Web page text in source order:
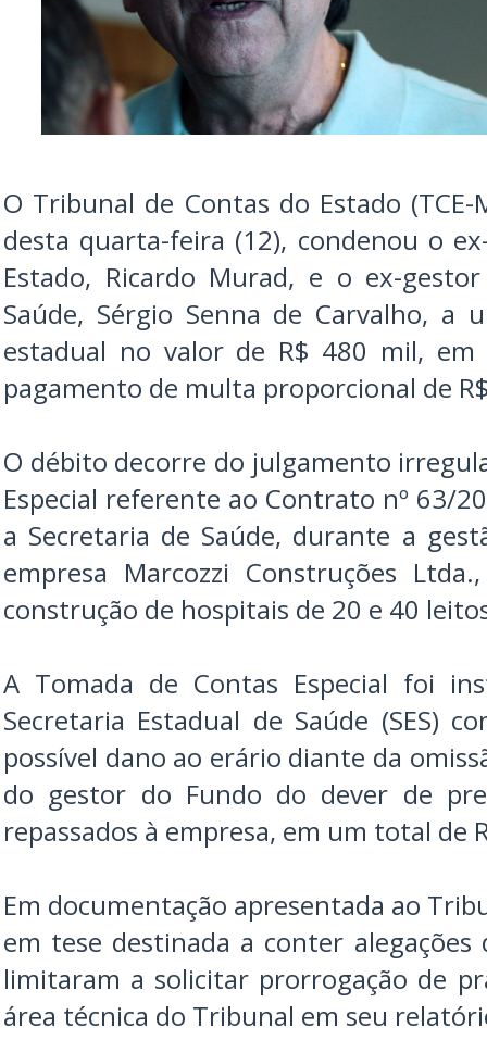
O Tribunal de Contas do Estado (TCE-
desta quarta-feira (12), condenou o
Estado, Ricardo Murad, e o ex-
Saúde, Sérgio Senna de Carvalho, a
estadual no valor de R$ 480 mil, em
pagamento de multa proporcional de
O débito decorre do julgamento
Especial referente ao Contrato nº 63/
a Secretaria de Saúde, durante a
empresa Marcozzi Construções
construção de hospitais de 20 e 40
A Tomada de Contas Especial foi
Secretaria Estadual de Saúde (SES)
possível dano ao erário diante da
do gestor do Fundo do dever de
repassados à empresa, em um total de
Em documentação apresentada ao
em tese destinada a conter alegações
limitaram a solicitar prorrogação de
área técnica do Tribunal em seu